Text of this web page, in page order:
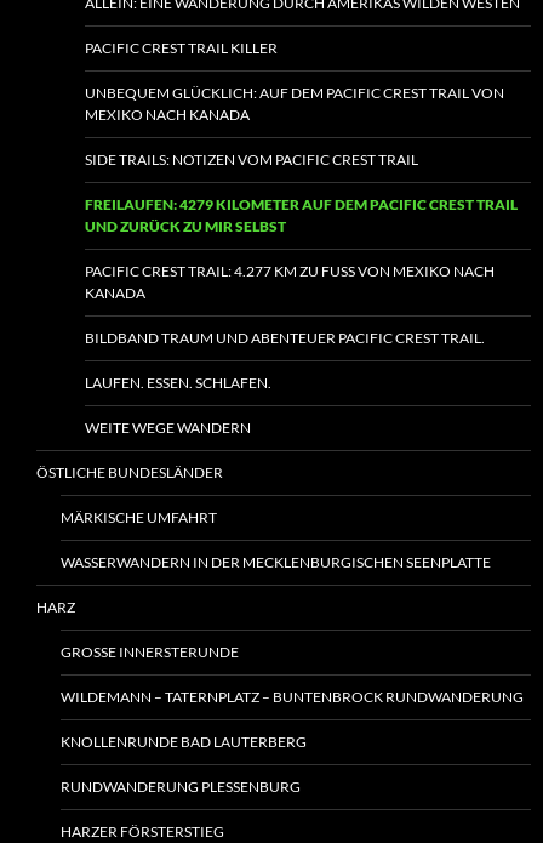
PACIFIC CREST TRAIL KILLER
UNBEQUEM GLÜCKLICH: AUF DEM PACIFIC CREST TRAIL VON
MEXIKO NACH KANADA
SIDE TRAILS: NOTIZEN VOM PACIFIC CREST TRAIL
FREILAUFEN: 4279 KILOMETER AUF DEM PACIFIC CREST TRAIL
UND ZURÜCK ZU MIR SELBST
PACIFIC CREST TRAIL: 4.277 KM ZU FUSS VON MEXIKO NACH K
ANADA
BILDBAND TRAUM UND ABENTEUER PACIFIC CREST TRAIL.
LAUFEN. ESSEN. SCHLAFEN.
WEITE WEGE WANDERN
ÖSTLICHE BUNDESLÄNDER
MÄRKISCHE UMFAHRT
WASSERWANDERN IN DER MECKLENBURGISCHEN SEENPLATTE
HARZ
GROSSE INNERSTERUNDE
WILDEMANN – TATERNPLATZ – BUNTENBROCK RUNDWANDERUNG
KNOLLENRUNDE BAD LAUTERBERG
RUNDWANDERUNG PLESSENBURG
HARZER FÖRSTERSTIEG